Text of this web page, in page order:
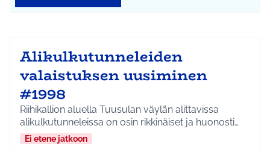
Alikulkutunneleiden
valaistuksen uusiminen
#1998
Riihikallion aluella Tuusulan väylän alittavissa
alikulkutunneleissa on osin rikkinäiset ja huonosti…
Ei etene jatkoon